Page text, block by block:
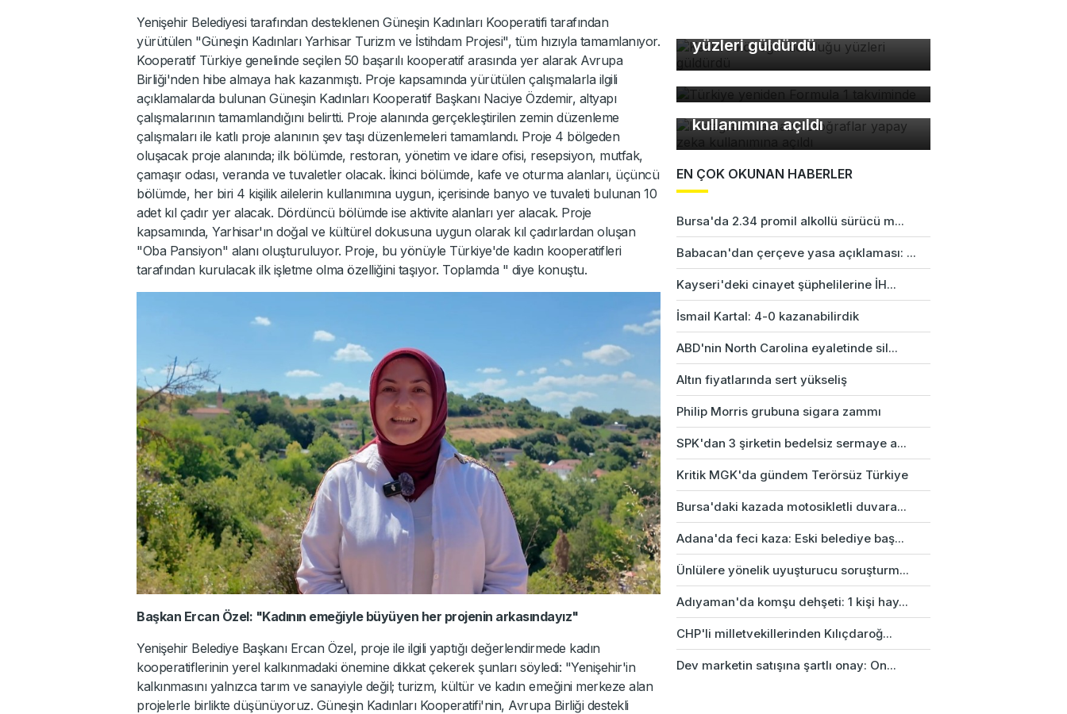
Yenişehir Belediyesi tarafından desteklenen Güneşin Kadınları Kooperatifi tarafından
yürütülen "Güneşin Kadınları Yarhisar Turizm ve İstihdam Projesi", tüm hızıyla tamamlanıyor.
Kooperatif Türkiye genelinde seçilen 50 başarılı kooperatif arasında yer alarak Avrupa
Birliği'nden hibe almaya hak kazanmıştı. Proje kapsamında yürütülen çalışmalarla ilgili
açıklamalarda bulunan Güneşin Kadınları Kooperatif Başkanı Naciye Özdemir, altyapı
çalışmalarının tamamlandığını belirtti. Proje alanında gerçekleştirilen zemin düzenleme
çalışmaları ile katlı proje alanının şev taşı düzenlemeleri tamamlandı. Proje 4 bölgeden
oluşacak proje alanında; ilk bölümde, restoran, yönetim ve idare ofisi, resepsiyon, mutfak,
çamaşır odası, veranda ve tuvaletler olacak. İkinci bölümde, kafe ve oturma alanları, üçüncü
bölümde, her biri 4 kişilik ailelerin kullanımına uygun, içerisinde banyo ve tuvaleti bulunan 10
adet kıl çadır yer alacak. Dördüncü bölümde ise aktivite alanları yer alacak. Proje
kapsamında, Yarhisar'ın doğal ve kültürel dokusuna uygun olarak kıl çadırlardan oluşan
"Oba Pansiyon" alanı oluşturuluyor. Proje, bu yönüyle Türkiye'de kadın kooperatifleri
tarafından kurulacak ilk işletme olma özelliğini taşıyor. Toplamda " diye konuştu.
Başkan Ercan Özel: "Kadının emeğiyle büyüyen her projenin arkasındayız"
Yenişehir Belediye Başkanı Ercan Özel, proje ile ilgili yaptığı değerlendirmede kadın
kooperatiflerinin yerel kalkınmadaki önemine dikkat çekerek şunları söyledi: "Yenişehir'in
kalkınmasını yalnızca tarım ve sanayiyle değil; turizm, kültür ve kadın emeğini merkeze alan
projelerle birlikte düşünüyoruz. Güneşin Kadınları Kooperatifi'nin, Avrupa Birliği destekli
yüzleri güldürdü
Türkiye yeniden Formula 1
takviminde
Instagram'da bazı
fotoğraflar yapay zeka
kullanımına açıldı
EN ÇOK OKUNAN HABERLER
Bursa'da 2.34 promil alkollü sürücü m...
Babacan'dan çerçeve yasa açıklaması: ...
Kayseri'deki cinayet şüphelilerine İH...
İsmail Kartal: 4-0 kazanabilirdik
ABD'nin North Carolina eyaletinde sil...
Altın fiyatlarında sert yükseliş
Philip Morris grubuna sigara zammı
SPK'dan 3 şirketin bedelsiz sermaye a...
Kritik MGK'da gündem Terörsüz Türkiye
Bursa'daki kazada motosikletli duvara...
Adana'da feci kaza: Eski belediye baş...
Ünlülere yönelik uyuşturucu soruşturm...
Adıyaman'da komşu dehşeti: 1 kişi hay...
CHP'li milletvekillerinden Kılıçdaroğ...
Dev marketin satışına şartlı onay: On...